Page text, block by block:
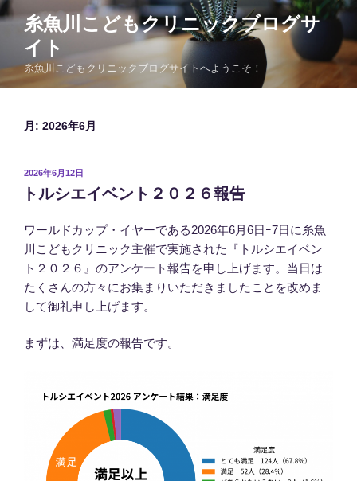
コ
ン
ツ
糸魚川こどもクリニックブログサ
イト
糸魚川こどもクリニックブログサイトへようこそ！
月: 2026年6月
投
稿
日:
2026年6月12日
トルシエイベント２０２６報告
ワールドカップ・イヤーである2026年6月6日ｰ7日に糸魚
川こどもクリニック主催で実施された『トルシエイベン
ト２０２６』のアンケート報告を申し上げます。当日は
たくさんの方々にお集まりいただきましたことを改めま
して御礼申し上げます。
まずは、満足度の報告です。